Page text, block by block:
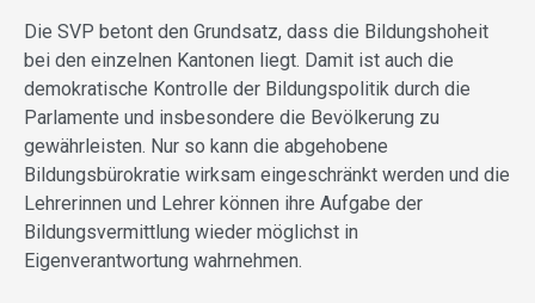
Die SVP betont den Grundsatz, dass die Bildungshoheit
bei den einzelnen Kantonen liegt. Damit ist auch die
demokratische Kontrolle der Bildungspolitik durch die
Parlamente und insbesondere die Bevölkerung zu
gewährleisten. Nur so kann die abgehobene
Bildungsbürokratie wirksam eingeschränkt werden und die
Lehrerinnen und Lehrer können ihre Aufgabe der
Bildungsvermittlung wieder möglichst in
Eigenverantwortung wahrnehmen.